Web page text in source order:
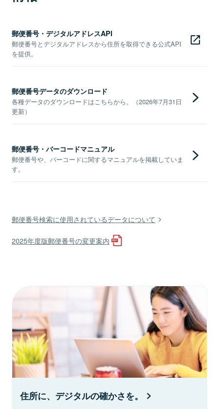
郵便番号・デジタルアドレスAPI
郵便番号とデジタルアドレスから住所を取得できる公式API
を提供。
郵便番号データのダウンロード
各種データのダウンロードはこちらから。（2026年7月31日
更新）
郵便番号・バーコードマニュアル
郵便番号や、バーコードに関するマニュアルを掲載していま
す。
郵便番号検索に使用されているデータについて
2025年度版郵便番号の変更案内
住所に、デジタルの確かさを。